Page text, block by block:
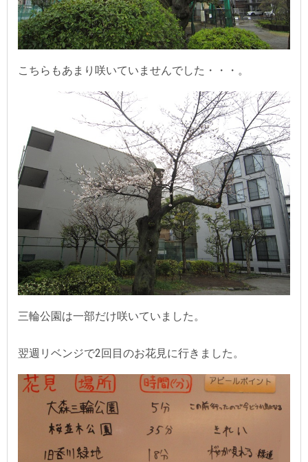
こちらもあまり咲いていませんでした・・・。
三輪公園は一部だけ咲いていました。
翌週リベンジで2回目のお花見に行きました。